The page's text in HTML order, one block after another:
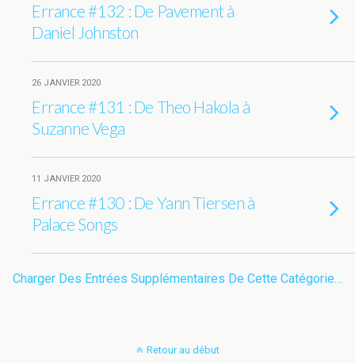
Errance #132 : De Pavement à
Daniel Johnston
26 JANVIER 2020
Errance #131 : De Theo Hakola à
Suzanne Vega
11 JANVIER 2020
Errance #130 : De Yann Tiersen à
Palace Songs
Charger Des Entrées Supplémentaires De Cette Catégorie…
Retour au début